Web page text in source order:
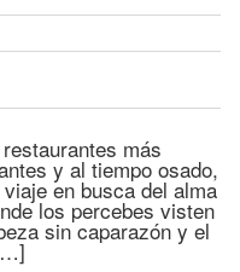
más
y al tiempo osado,
en busca del alma
los percebes visten
sin caparazón y el